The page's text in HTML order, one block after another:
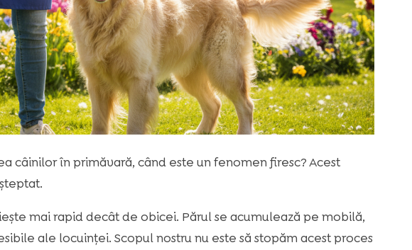
câinilor în primăvară, când este un fenomen firesc? Acest
mai rapid decât de obicei. Părul se acumulează pe mobilă,
ale locuinței. Scopul nostru nu este să stopăm acest proces